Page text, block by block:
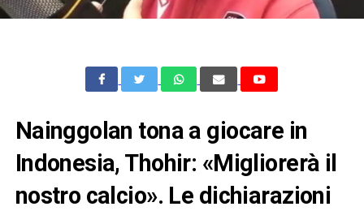
Nainggolan tona a giocare in
Indonesia, Thohir: «Migliorerà il
nostro calcio». Le dichiarazioni